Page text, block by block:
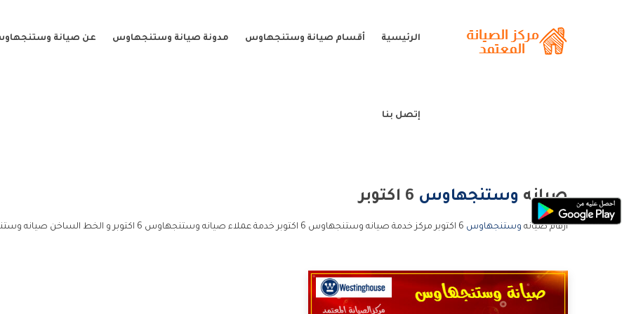
الرئيسية أقسام صيانة وستنجهاوس مدونة صيانة وستنجهاوس عن صيانة
إتصل بنا
صيانه وستنجهاوس
ارقام صيانه وستنجهاوس